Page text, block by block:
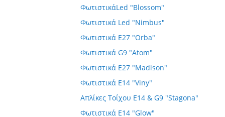
ΦωτιστικάLed "Blossom"
Φωτιστικά Led "Nimbus"
Φωτιστικά E27 "Orba"
Φωτιστικά G9 "Atom"
Φωτιστικά E27 "Madison"
Φωτιστικά E14 "Viny"
Απλίκες Τοίχου E14 & G9 "Stagona"
Φωτιστικά E14 "Glow"